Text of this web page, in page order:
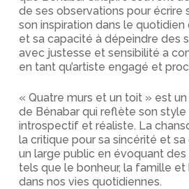
de ses observations pour écrire
son inspiration dans le quotidien
et sa capacité à dépeindre des
avec justesse et sensibilité a
en tant qu’artiste engagé et
« Quatre murs et un toit » est
de Bénabar qui reflète son style
introspectif et réaliste. La
la critique pour sa sincérité et
un large public en évoquant
tels que le bonheur, la famille
dans nos vies quotidiennes.